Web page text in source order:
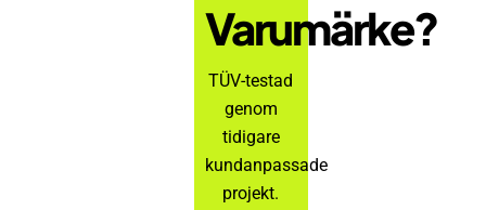
Varumärke?
TÜV-testad
genom
tidigare
kundanpassade
projekt.